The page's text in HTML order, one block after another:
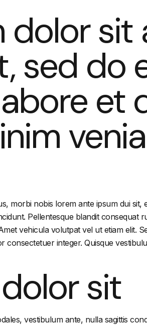
dolor
sed do
et
morbi nobis lorem ante ipsum dui
Pellentesque blandit
vehicula volutpat vel ut etiam
consectetuer integer. Quisque
sit
vestibulum ante, nulla sagittis